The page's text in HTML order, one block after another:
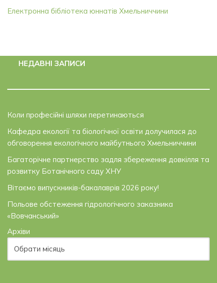
Електронна бібліотека юннатів Хмельниччини
НЕДАВНІ ЗАПИСИ
Коли професійні шляхи перетинаються
Кафедра екології та біологічної освіти долучилася до
обговорення екологічного майбутнього Хмельниччини
Багаторічне партнерство задля збереження довкілля та
розвитку Ботанічного саду ХНУ
Вітаємо випускників-бакалаврів 2026 року!
Польове обстеження гідрологічного заказника
«Вовчанський»
Архіви